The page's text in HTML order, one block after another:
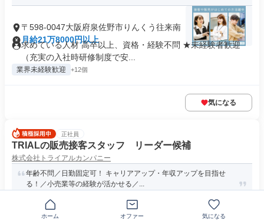
〒598-0047大阪府泉佐野市りんくう往来南
月給21万8000円以上
求めている人材 高卒以上、資格・経験不問 ★未経験者歓迎
（充実の入社時研修制度で安...
業界未経験歓迎 +12個
気になる
正社員
TRIALの販売接客スタッフ リーダー候補
株式会社トライアルカンパニー
年齢不問／日勤固定可！ キャリアアップ・年収アップを目指せ
る！／小売業等の経験が活かせる／...
大阪府泉佐野市りんくう往来北
ホーム オファー 気になる